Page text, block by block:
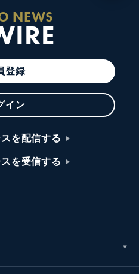
NEWS
登録
イン
を配信する
を受信する